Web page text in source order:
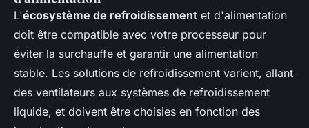
L'écosystème de refroidissement et d'alimentation
doit être compatible avec votre processeur pour
éviter la surchauffe et garantir une alimentation
stable. Les solutions de refroidissement varient, allant
des ventilateurs aux systèmes de refroidissement
liquide, et doivent être choisies en fonction des